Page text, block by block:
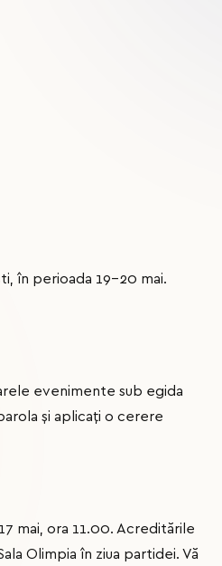
în perioada 19-20 mai.
evenimente sub egida
și aplicați o cerere
mai, ora 11.00. Acreditările
Olimpia în ziua partidei. Vă